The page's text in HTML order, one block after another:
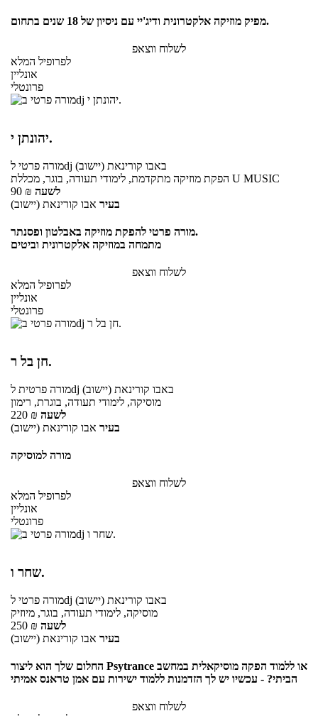
מפיק מוזיקה אלקטרונית ודיג'יי עם ניסיון של 18 שנים בתחום.
לשלוח ווצאפ
לפרופיל המלא
אונליין
פרונטלי
יהונתן י.
מורה פרטילdj באבו קורינאת (יישוב)
הפקת מוזיקה מתקדמת, לימודי תעודה, בוגר, מכללת U MUSIC
90 ₪ לשעה
בעיר אבו קורינאת (יישוב)
מורה פרטי להפקת מוזיקה באבלטון ופסנתר.
מתמחה במוזיקה אלקטרונית וביטים
לשלוח ווצאפ
לפרופיל המלא
אונליין
פרונטלי
חן בל ר.
מורה פרטיתלdj באבו קורינאת (יישוב)
מוסיקה, לימודי תעודה, בוגרת, רימון
220 ₪ לשעה
בעיר אבו קורינאת (יישוב)
מורה למוסיקה
לשלוח ווצאפ
לפרופיל המלא
אונליין
פרונטלי
שחר ו.
מורה פרטילdj באבו קורינאת (יישוב)
מוסיקה, לימודי תעודה, בוגר, מיוזיק
250 ₪ לשעה
בעיר אבו קורינאת (יישוב)
החלום שלך הוא ליצור Psytrance או ללמוד הפקה מוסיקאלית במחשב
הביתי? - עכשיו יש לך הזדמנות ללמוד ישירות עם אמן טראנס אמיתי
לשלוח ווצאפ